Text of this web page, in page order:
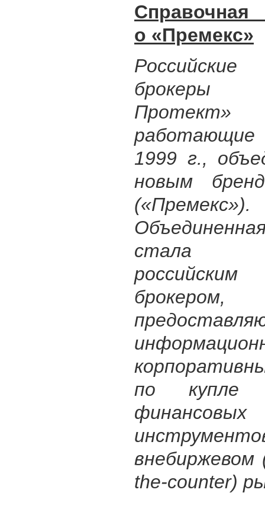
Справочная
о «Премекс»
брокеры
Протект»
1999 г.,
новым
(«Премекс»).
стала
брокером,
по купле
финансовых
the-counter)